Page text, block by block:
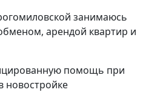
занимаюсь
арендой квартир и
помощь при
новостройке